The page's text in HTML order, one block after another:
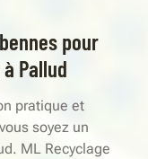
pour
Pallud
pratique et
soyez un
ML Recyclage